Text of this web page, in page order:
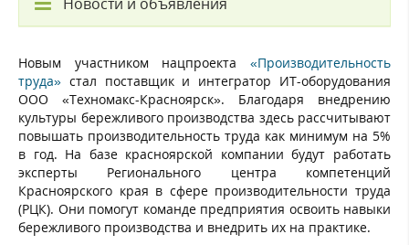
Новым участником нацпроекта «Производительность
труда» стал поставщик и интегратор ИТ-оборудования
ООО «Техномакс-Красноярск». Благодаря внедрению
культуры бережливого производства здесь рассчитывают
повышать производительность труда как минимум на 5%
в год. На базе красноярской компании будут работать
эксперты Регионального центра компетенций
Красноярского края в сфере производительности труда
(РЦК). Они помогут команде предприятия освоить навыки
бережливого производства и внедрить их на практике.